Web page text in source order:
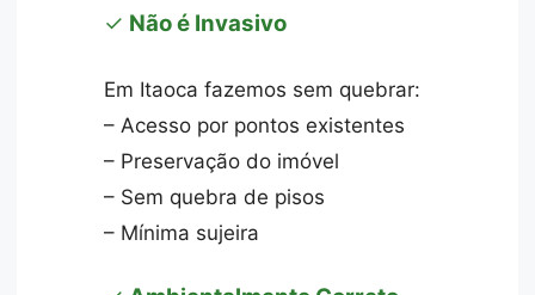
✓ Não é Invasivo
Em Itaoca fazemos sem quebrar:
– Acesso por pontos existentes
– Preservação do imóvel
– Sem quebra de pisos
– Mínima sujeira